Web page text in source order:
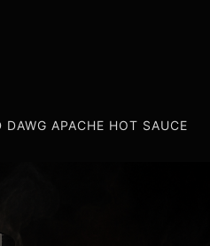
APACHE HOT SAUCE